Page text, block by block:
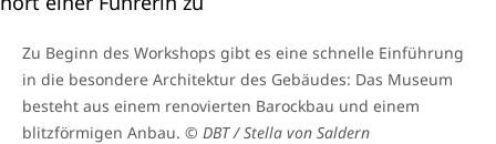
Zu Beginn des Workshops gibt es eine schnelle Einführung
in die besondere Architektur des Gebäudes: Das Museum
besteht aus einem renovierten Barockbau und einem
blitzförmigen Anbau. © DBT / Stella von Saldern